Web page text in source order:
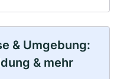
& Umgebung:
& mehr